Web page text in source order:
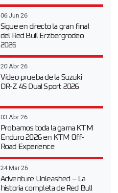
06 Jun 26
Sigue en directo la gran final
del Red Bull Erzbergrodeo
2026
20 Abr 26
Vídeo prueba de la Suzuki
DR-Z 4S Dual Sport 2026
03 Abr 26
Probamos toda la gama KTM
Enduro 2026 en KTM Off-
Road Experience
24 Mar 26
Adventure Unleashed – La
historia completa de Red Bull